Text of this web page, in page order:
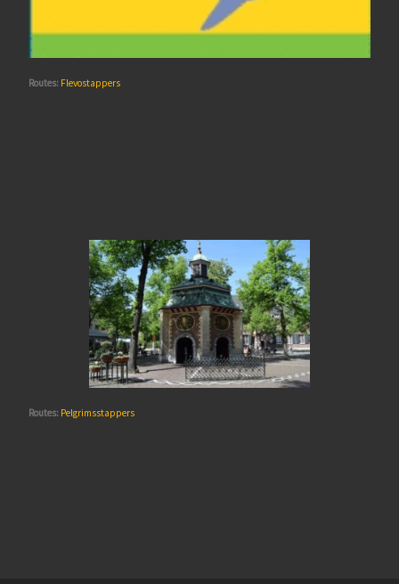
Routes: Flevostappers
Routes: Pelgrimsstappers